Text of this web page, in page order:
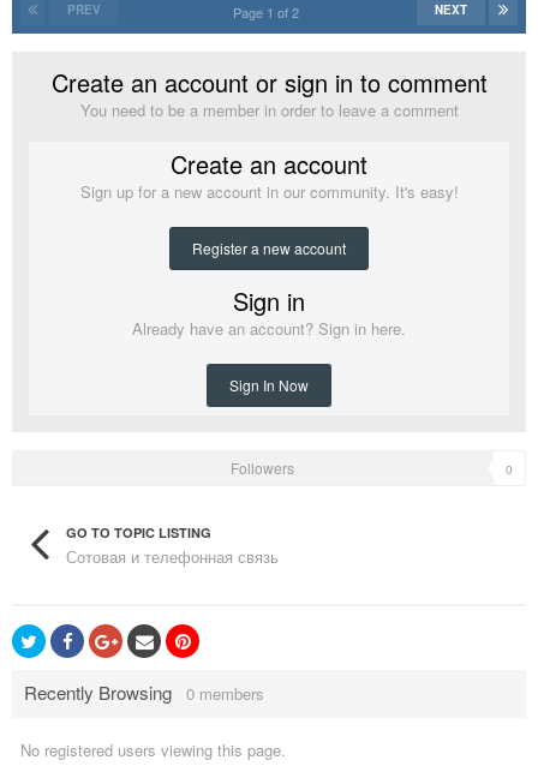
PREV NEXT
Page 1 of 2
Create an account or sign in to comment
You need to be a member in order to leave a comment
Create an account
Sign up for a new account in our community. It's easy!
Register a new account
Sign in
Already have an account? Sign in here.
Sign In Now
Followers 0
GO TO TOPIC LISTING
Сотовая и телефонная связь
Recently Browsing 0 members
No registered users viewing this page.